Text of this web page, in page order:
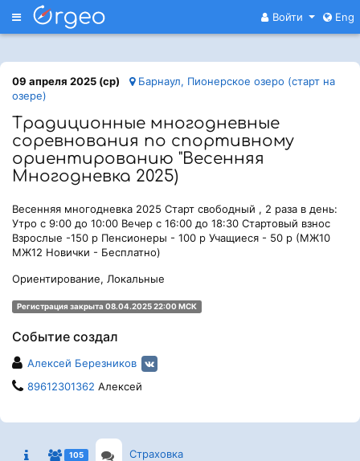
Меню Войти Eng
09 апреля 2025 (ср)
Барнаул, Пионерское озеро (старт на
озере)
Традиционные многодневные
соревнования по спортивному
ориентированию "Весенняя
Многодневка 2025)
Весенняя многодневка 2025 Старт свободный , 2 раза в день:
Утро с 9:00 до 10:00 Вечер с 16:00 до 18:30 Стартовый взнос
Взрослые -150 р Пенсионеры - 100 р Учащиеся - 50 р (МЖ10
МЖ12 Новички - Бесплатно)
Ориентирование, Локальные
Регистрация закрыта 08.04.2025 22:00 МСК
Событие создал
Алексей Березников
89612301362 Алексей
105 Страховка